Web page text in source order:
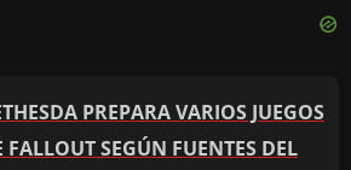
PREPARA VARIOS JUEGOS
FALLOUT SEGÚN FUENTES DEL